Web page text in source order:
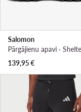
Salomon
139,95€